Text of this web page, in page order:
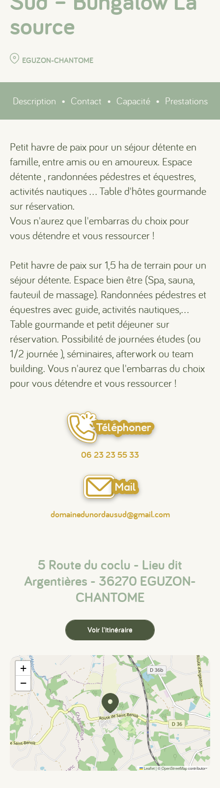
source
EGUZON-CHANTOME
Description • Contact • Capacité • Prestations
Petit havre de paix pour un séjour détente en
famille, entre amis ou en amoureux. Espace
détente , randonnées pédestres et équestres,
activités nautiques ... Table d'hôtes gourmande
sur réservation.
Vous n'aurez que l'embarras du choix pour
vous détendre et vous ressourcer !
Petit havre de paix sur 1,5 ha de terrain pour un
séjour détente. Espace bien être (Spa, sauna,
fauteuil de massage). Randonnées pédestres et
équestres avec guide, activités nautiques,...
Table gourmande et petit déjeuner sur
réservation. Possibilité de journées études (ou
1/2 journée ), séminaires, afterwork ou team
building. Vous n'aurez que l'embarras du choix
pour vous détendre et vous ressourcer !
Téléphoner
06 23 23 55 33
Mail
domainedunordausud@gmail.com
5 Route du coclu - Lieu dit
Argentières - 36270 EGUZON-
CHANTOME
Voir l'itinéraire
+
−
Leaflet|©OpenStreetMapcontributors